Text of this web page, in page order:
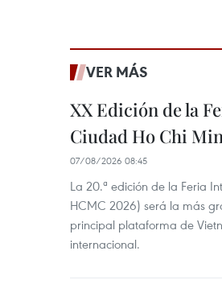
VER MÁS
XX Edición de la
Ciudad Ho Chi
07/08/2026 08:45
La 20.ª edición de la Feria
HCMC 2026) será la más
principal plataforma de
internacional.